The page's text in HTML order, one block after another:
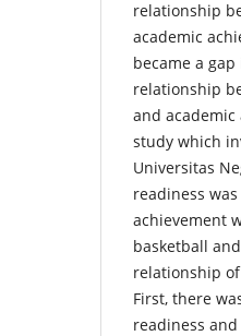
relationship
academic
became a
relationship
and
study which
Universitas
readiness
achievement
basketball
relationship
First, there
readiness